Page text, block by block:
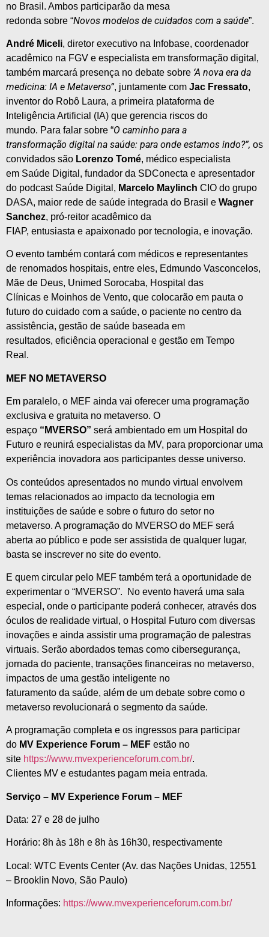
no Brasil. Ambos participarão da mesa
redonda sobre “Novos modelos de cuidados com a saúde”.
André Miceli, diretor executivo na Infobase, coordenador
acadêmico na FGV e especialista em transformação digital ,
também marcará presença no debate sobre ‘A nova era da
medicina: IA e Metaverso”, juntamente com Jac Fressato,
inventor do Robô Laura, a primeira plataforma de
Inteligência Artificial (IA) que gerencia riscos do
mundo. Para falar sobre “O caminho para a
transformação digital na saúde: para onde estamos indo?”, os
convidados são Lorenzo Tomé, médico especialista
em Saúde Digital , fundador da SDConecta e apresentador
do podcast Saúde Digital , Marcelo Maylinch CIO do grupo
DASA, maior rede de saúde integrada do Brasil e Wagner
Sanchez, pró-reitor acadêmico da
FIAP, entusiasta e apaixonado por tecnologia, e inovação.
O evento também contará com médicos e representantes
de renomados hospitais, entre eles, Edmundo Vasconcelos,
Mãe de Deus, Unimed Sorocaba, Hospital das
Clínicas e Moinhos de Vento, que colocarão em pauta o
futuro do cuidado com a saúde, o paciente no centro da
assistência, gestão de saúde baseada em
resultados, eficiência operacional e gestão em Tempo
Real.
MEF NO METAVERSO
Em paralelo, o MEF ainda vai oferecer uma programação
exclusiva e gratuita no metaverso. O
espaço “MVERSO” será ambientado em um Hospital do
Futuro e reunirá especialistas da MV, para proporcionar uma
experiência inovadora aos participantes desse universo.
Os conteúdos apresentados no mundo virtual envolvem
temas relacionados ao impacto da tecnologia em
instituições de saúde e sobre o futuro do setor no
metaverso. A programação do MVERSO do MEF será
aberta ao público e pode ser assistida de qualquer lugar,
basta se inscrever no site do evento.
E quem circular pelo MEF também terá a oportunidade de
experimentar o “MVERSO”. No evento haverá uma sala
especial, onde o participante poderá conhecer, através dos
óculos de realidade virtual, o Hospital Futuro com diversas
inovações e ainda assistir uma programação de palestras
virtuais. Serão abordados temas como cibersegurança,
jornada do paciente, transações financeiras no metaverso,
impactos de uma gestão inteligente no
faturamento da saúde, além de um debate sobre como o
metaverso revolucionará o segmento da saúde.
A programação completa e os ingressos para participar
do MV Experience Forum – MEF estão no
site https://www.mvexperienceforum.com.br/.
Clientes MV e estudantes pagam meia entrada.
Serviço – MV Experience Forum – MEF
Data: 27 e 28 de julho
Horário: 8h às 18h e 8h às 16h30, respectivamente
Local: WTC Events Center (Av. das Nações Unidas, 12551
– Brooklin Novo, São Paulo)
Informações: https://www.mvexperienceforum.com.br/